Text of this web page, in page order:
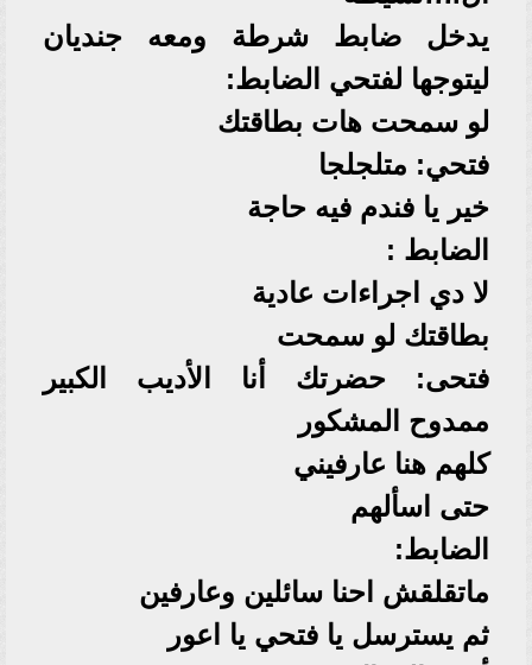
يدخل ضابط شرطة ومعه جنديان
ليتوجها لفتحي الضابط:
لو سمحت هات بطاقتك
فتحي: متلجلجا
خير يا فندم فيه حاجة
الضابط :
لا دي اجراءات عادية
بطاقتك لو سمحت
فتحى: حضرتك أنا الأديب الكبير
ممدوح المشكور
كلهم هنا عارفيني
حتى اسألهم
الضابط:
ماتقلقش احنا سائلين وعارفين
ثم يسترسل يا فتحي يا اعور